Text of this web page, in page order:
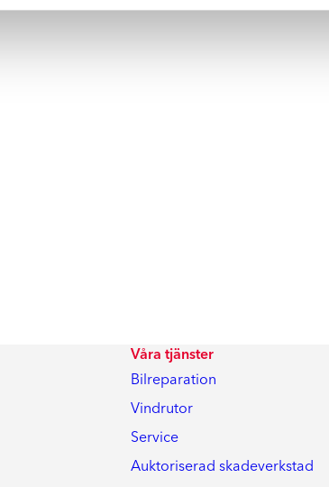
Våra tjänster
Bilreparation
Vindrutor
Service
Auktoriserad skadeverkstad